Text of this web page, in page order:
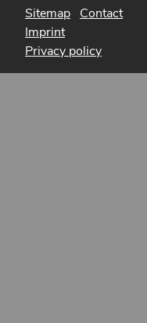
Sitemap Contact
Imprint
Privacy policy